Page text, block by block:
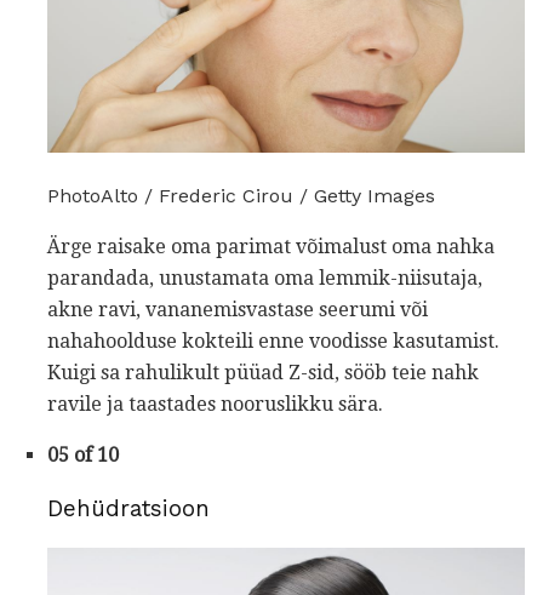
PhotoAlto / Frederic Cirou / Getty Images
Ärge raisake oma parimat võimalust oma nahka
parandada, unustamata oma lemmik-niisutaja,
akne ravi, vananemisvastase seerumi või
nahahoolduse kokteili enne voodisse kasutamist.
Kuigi sa rahulikult püüad Z-sid, sööb teie nahk
ravile ja taastades nooruslikku sära.
05 of 10
Dehüdratsioon